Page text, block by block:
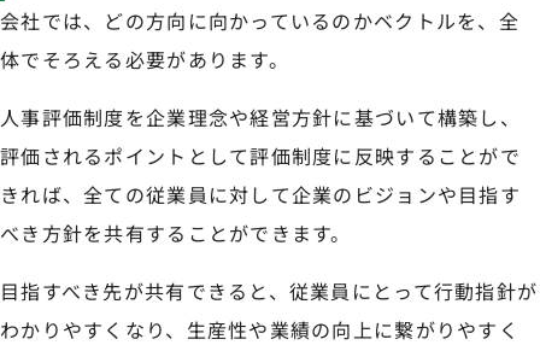
会社では、どの方向に向かっているのかベクトルを、全
体でそろえる必要があります。
人事評価制度を企業理念や経営方針に基づいて構築し、
評価されるポイントとして評価制度に反映することがで
きれば、全ての従業員に対して企業のビジョンや目指す
べき方針を共有することができます。
目指すべき先が共有できると、従業員にとって行動指針が
わかりやすくなり、生産性や業績の向上に繋がりやすく